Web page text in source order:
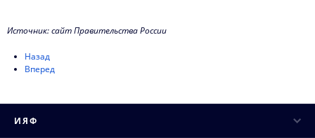
Источник: сайт Правительства России
Назад
Вперед
ИЯФ